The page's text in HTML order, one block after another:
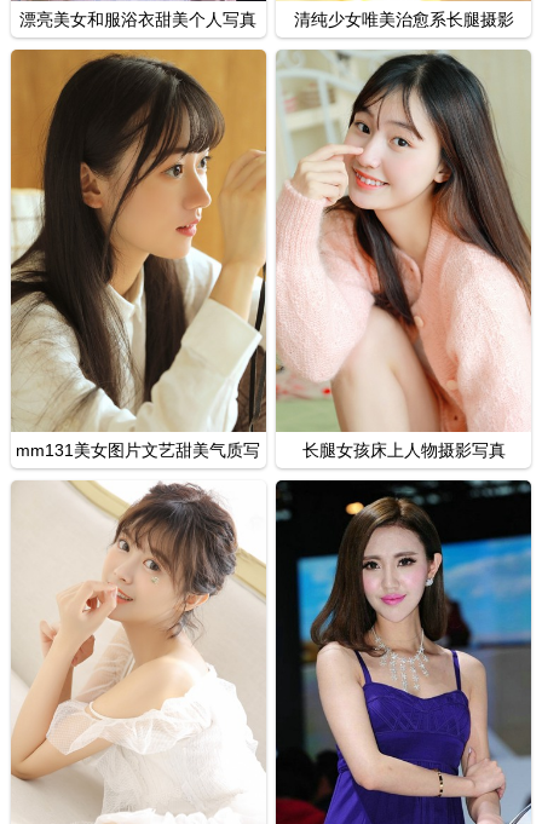
漂亮美女和服浴衣甜美个人写真 清纯少女唯美治愈系长腿摄影
mm131美女图片文艺甜美气质写
长腿女孩床上人物摄影写真